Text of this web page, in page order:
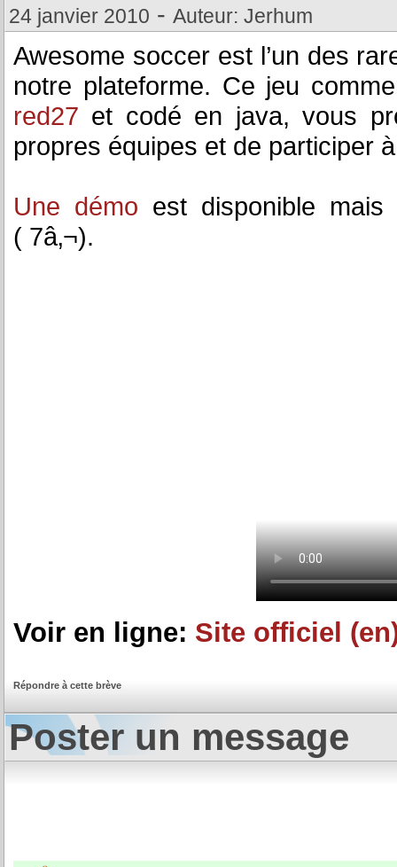
24 janvier 2010 - Auteur: Jerhum
Awesome soccer est l’un des
notre plateforme. Ce jeu
red27 et codé en java, vous
propres équipes et de participer
Une démo est disponible
( 7â‚¬).
Voir en ligne: Site officiel
Répondre à cette brève
Poster un message